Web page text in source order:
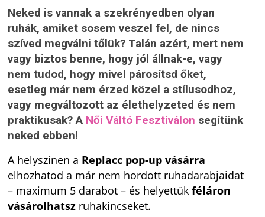
Neked is vannak a szekrényedben olyan
ruhák, amiket sosem veszel fel, de nincs
szíved megválni tőlük? Talán azért, mert nem
vagy biztos benne, hogy jól állnak-e, vagy
nem tudod, hogy mivel párosítsd őket,
esetleg már nem érzed közel a stílusodhoz,
vagy megváltozott az élethelyzeted és nem
praktikusak? A Női Váltó Fesztiválon segítünk
neked ebben!
A helyszínen a Replacc pop-up vásárra
elhozhatod a már nem hordott ruhadarabjaidat
– maximum 5 darabot – és helyettük féláron
vásárolhatsz ruhakincseket.